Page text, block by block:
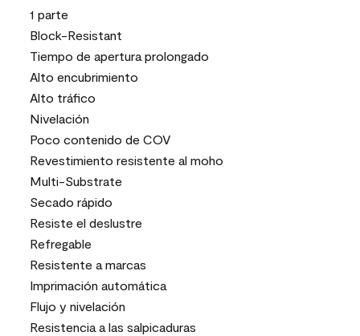
1 parte
Block-Resistant
Tiempo de apertura prolongado
Alto encubrimiento
Alto tráfico
Nivelación
Poco contenido de COV
Revestimiento resistente al moho
Multi-Substrate
Secado rápido
Resiste el deslustre
Refregable
Resistente a marcas
Imprimación automática
Flujo y nivelación
Resistencia a las salpicaduras